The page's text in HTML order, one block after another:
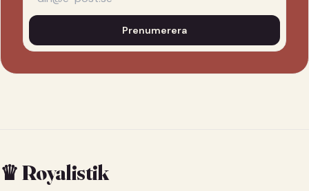
Prenumerera
♛ Royalistik